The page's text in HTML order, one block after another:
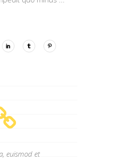
euismod et